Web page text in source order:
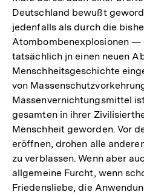
Deutschland bewußt
jedenfalls als durch die
Atombombenexplosionen —
tatsächlich jn einen neuen
Menschheitsgeschichte
von
Massenvernichtungsmittel
gesamten in ihrer
Menschheit geworden. Vor
eröffnen, drohen alle
zu verblassen. Wenn aber
allgemeine Furcht, wenn
Friedensliebe, die